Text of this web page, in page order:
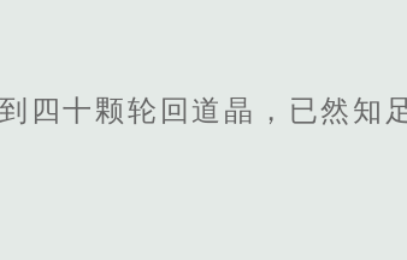
四十颗轮回道晶，已然知